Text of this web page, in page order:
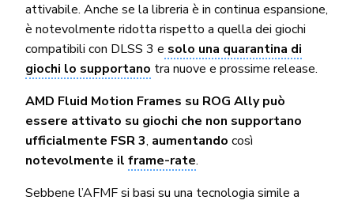
attivabile. Anche se la libreria è in continua espansione,
è notevolmente ridotta rispetto a quella dei giochi
compatibili con DLSS 3 e solo una quarantina di
giochi lo supportano tra nuove e prossime release.
AMD Fluid Motion Frames su ROG Ally può
essere attivato su giochi che non supportano
ufficialmente FSR 3, aumentando così
notevolmente il frame-rate.
Sebbene l’AFMF si basi su una tecnologia simile a